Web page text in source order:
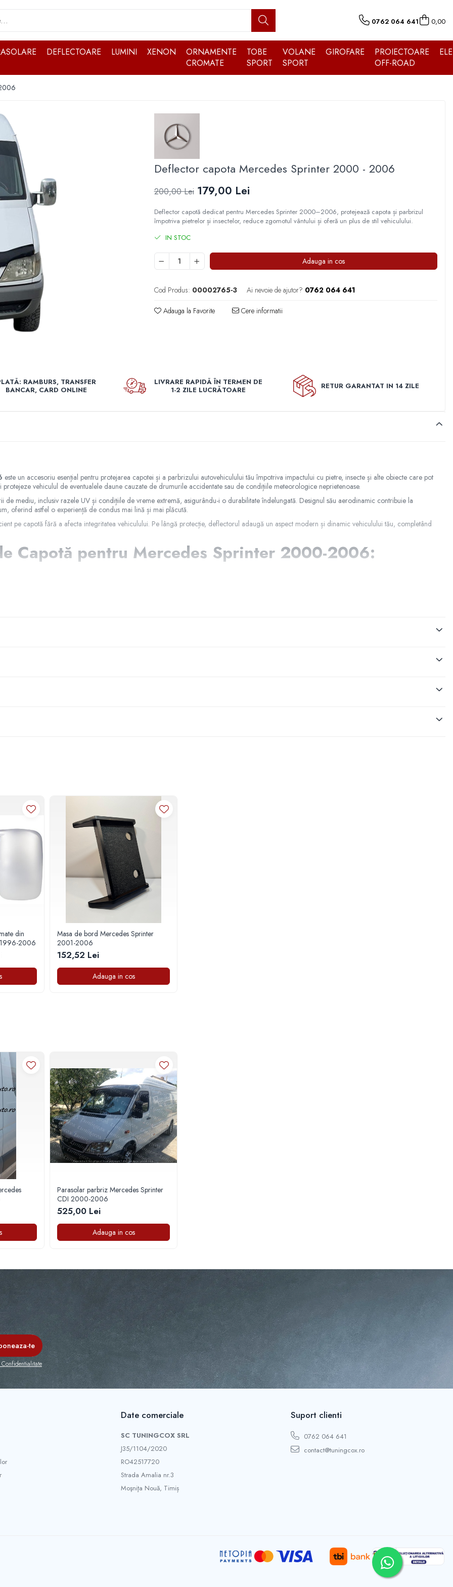
0762 064 641 0,00
DEFLECTOARE LUMINI XENON
ORNAMENTE
CROMATE
TOBE
SPORT
VOLANE
SPORT
GIROFARE
PROIECTOARE
OFF-ROAD
Deflector capota Mercedes Sprinter 2000 - 2006
200,00 Lei 179,00 Lei
Deflector capotă dedicat pentru Mercedes Sprinter 2000–2006, protejează capota și parbrizul
împotriva pietrelor și insectelor, reduce zgomotul vântului și oferă un plus de stil vehiculului.
IN STOC
Adauga in cos
Cod Produs: 00002765-3 Ai nevoie de ajutor? 0762 064 641
Adauga la Favorite Cere informatii
RAMBURS, TRANSFER
BANCAR, CARD ONLINE
LIVRARE RAPIDĂ ÎN TERMEN DE
1-2 ZILE LUCRĂTOARE
RETUR GARANTAT IN 14 ZILE
este un accesoriu esențial pentru protejarea capotei și a parbrizului autovehiculului tău împotriva impactului cu pietre, insecte și alte obiecte care pot
vehiculul de eventualele daune cauzate de drumurile accidentate sau de condițiile meteorologice neprietenoase.
de mediu, inclusiv razele UV și condițiile de vreme extremă, asigurându-i o durabilitate îndelungată. Designul său aerodinamic contribuie la
oferind astfel o experiență de condus mai lină și mai plăcută.
pe capotă fără a afecta integritatea vehiculului. Pe lângă protecție, deflectorul adaugă un aspect modern și dinamic vehiculului tău, completând
Capotă pentru Mercedes Sprinter 2000-2006:
extreme, garantând o protecție de lungă durată.
din
1996-2006
Masa de bord Mercedes Sprinter
2001-2006
152,52 Lei
Adauga in cos
Parasolar parbriz Mercedes Sprinter
CDI 2000-2006
525,00 Lei
Adauga in cos
Date comerciale
SC TUNINGCOX SRL
J35/1104/2020
RO42517720
Strada Amalia nr.3
Moşniţa Nouă, Timiș
Suport clienti
0762 064 641
contact@tuningcox.ro